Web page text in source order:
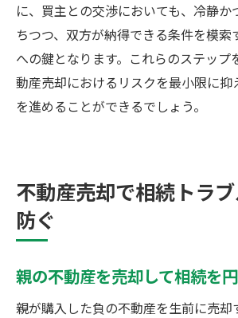
に、買主との交渉においても、冷静か
ちつつ、双方が納得できる条件を模索
への鍵となります。これらのステップ
動産売却におけるリスクを最小限に抑
を進めることができるでしょう。
不動産売却で相続トラ
防ぐ
親の不動産を売却して相続を
親が購入した負の不動産を生前に売却